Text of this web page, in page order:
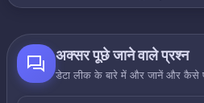
अक्सर पूछे जाने वाले प्रश्न
डेटा लीक के बारे में और जानें और कैसे